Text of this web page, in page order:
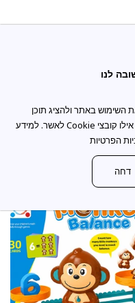
You
לנו
השימוש באתר ולהציג תוכן
והצעות מותאמות אישית. באפשרותך לבחור אילו קובצי Cookie לאשר. למידע
הפרטיות
דחה